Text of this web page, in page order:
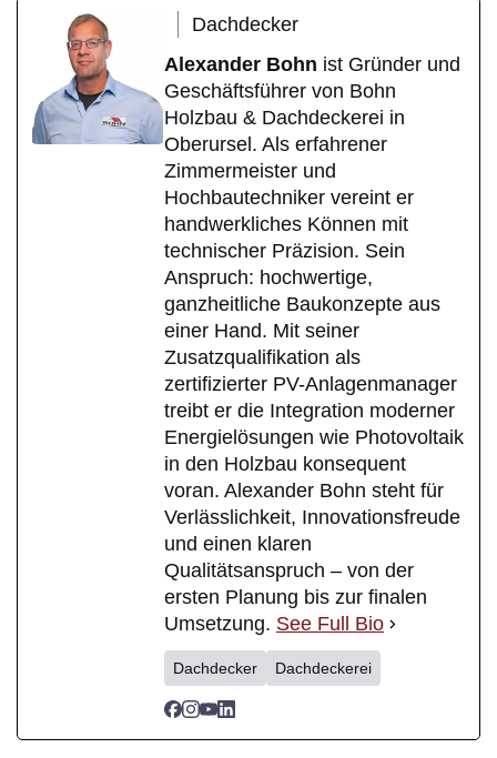
Dachdecker
Alexander Bohn ist Gründer und
Geschäftsführer von Bohn
Holzbau & Dachdeckerei in
Oberursel. Als erfahrener
Zimmermeister und
Hochbautechniker vereint er
handwerkliches Können mit
technischer Präzision. Sein
Anspruch: hochwertige,
ganzheitliche Baukonzepte aus
einer Hand. Mit seiner
Zusatzqualifikation als
zertifizierter PV-Anlagenmanager
treibt er die Integration moderner
Energielösungen wie Photovoltaik
in den Holzbau konsequent
voran. Alexander Bohn steht für
Verlässlichkeit, Innovationsfreude
und einen klaren
Qualitätsanspruch – von der
ersten Planung bis zur finalen
Umsetzung. See Full Bio
Dachdecker Dachdeckerei